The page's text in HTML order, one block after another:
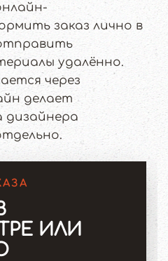
заказ лично в
удалённо.
через
делает
дизайнера
ИЛИ